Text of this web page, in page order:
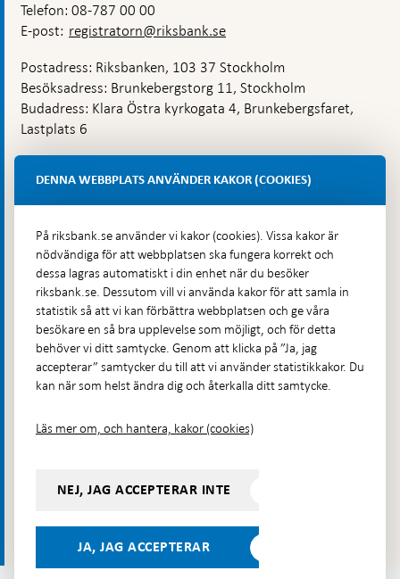
Telefon: 08-787 00 00
E-post: registratorn@riksbank.se
Postadress: Riksbanken, 103 37 Stockholm
Besöksadress: Brunkebergstorg 11, Stockholm
Budadress: Klara Östra kyrkogata 4, Brunkebergsfaret,
Lastplats 6
Frågor och svar-
Öppnas
i
ny
flik
Till Riksbankens webbarkiv-
Öppnas
i
flik
Presskontakt
Integritetspolicy
Tillgänglighetsredogörelse
Prenumerera på utskick
Visselblåsning
flik
Dela på:Dela på:
i ny flik
Dela på:
i ny flik
på:
Öppnas
i ny flik
DENNA WEBBPLATS ANVÄNDER KAKOR (COOKIES)
På riksbank.se använder vi kakor (cookies). Vissa kakor är
nödvändiga för att webbplatsen ska fungera korrekt och
dessa lagras automatiskt i din enhet när du besöker
riksbank.se. Dessutom vill vi använda kakor för att samla in
statistik så att vi kan förbättra webbplatsen och ge våra
besökare en så bra upplevelse som möjligt, och för detta
behöver vi ditt samtycke. Genom att klicka på ”Ja, jag
accepterar” samtycker du till att vi använder statistikkakor. Du
kan när som helst ändra dig och återkalla ditt samtycke.
Läs mer om, och hantera, kakor (cookies)
NEJ, JAG ACCEPTERAR INTE
JA, JAG ACCEPTERAR